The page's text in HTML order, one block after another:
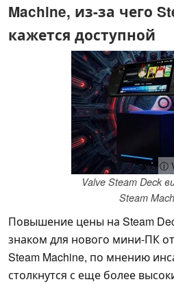
Machine, из-за чего
кажется доступной
ⓘ
Valve Steam Deck
Steam
Повышение цены на Steam
знаком для нового мини-ПК
Steam Machine, по мнению
столкнутся с еще более